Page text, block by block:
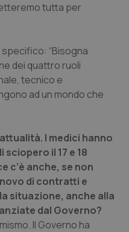
Bolzano
Ulcerosa
neurodegenerative
tutta per
specifico: “Bisogna
dei quattro ruoli
tecnico e
ad un mondo che
I medici hanno
il 17 e 18
c’è anche, se non
di contratti e
situazione, anche alla
dal Governo?
Il Governo ha